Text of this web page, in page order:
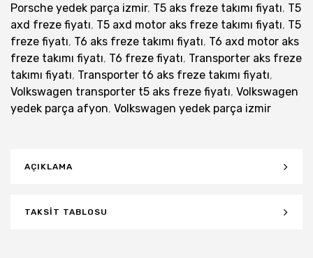
Porsche yedek parça izmir, T5 aks freze takımı fiyatı, T5
axd freze fiyatı, T5 axd motor aks freze takımı fiyatı, T5
freze fiyatı, T6 aks freze takımı fiyatı, T6 axd motor aks
freze takımı fiyatı, T6 freze fiyatı, Transporter aks freze
takımı fiyatı, Transporter t6 aks freze takımı fiyatı,
Volkswagen transporter t5 aks freze fiyatı, Volkswagen
yedek parça afyon, Volkswagen yedek parça izmir
AÇIKLAMA
TAKSIT TABLOSU